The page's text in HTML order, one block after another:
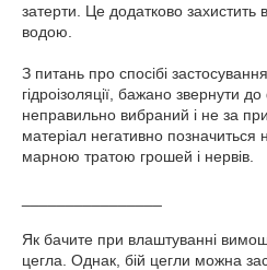
затерти. Це додатково
водою.
З питань про спосібі
гідроізоляції, бажано звернути
неправильно вибраний і не за
матеріал негативно позначиться
марною тратою грошей і нервів.
Як бачите при влаштуванні
цегла. Однак, бій цегли можна